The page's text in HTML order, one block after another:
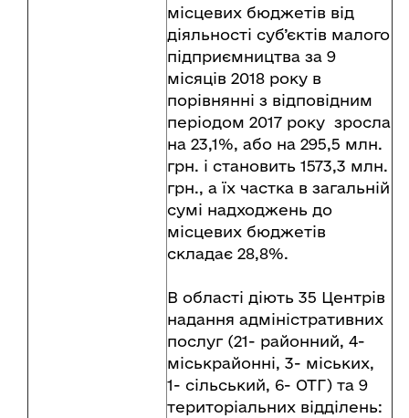
місцевих бюджетів від
діяльності суб’єктів малого
підприємництва за 9
місяців 2018 року в
порівнянні з відповідним
періодом 2017 року зросла
на 23,1%, або на 295,5 млн.
грн. і становить 1573,3 млн.
грн., а їх частка в загальній
сумі надходжень до
місцевих бюджетів
складає 28,8%.
В області діють 35 Центрів
надання адміністративних
послуг (21- районний, 4-
міськрайонні, 3- міських,
1- сільський, 6- ОТГ) та 9
територіальних відділень: